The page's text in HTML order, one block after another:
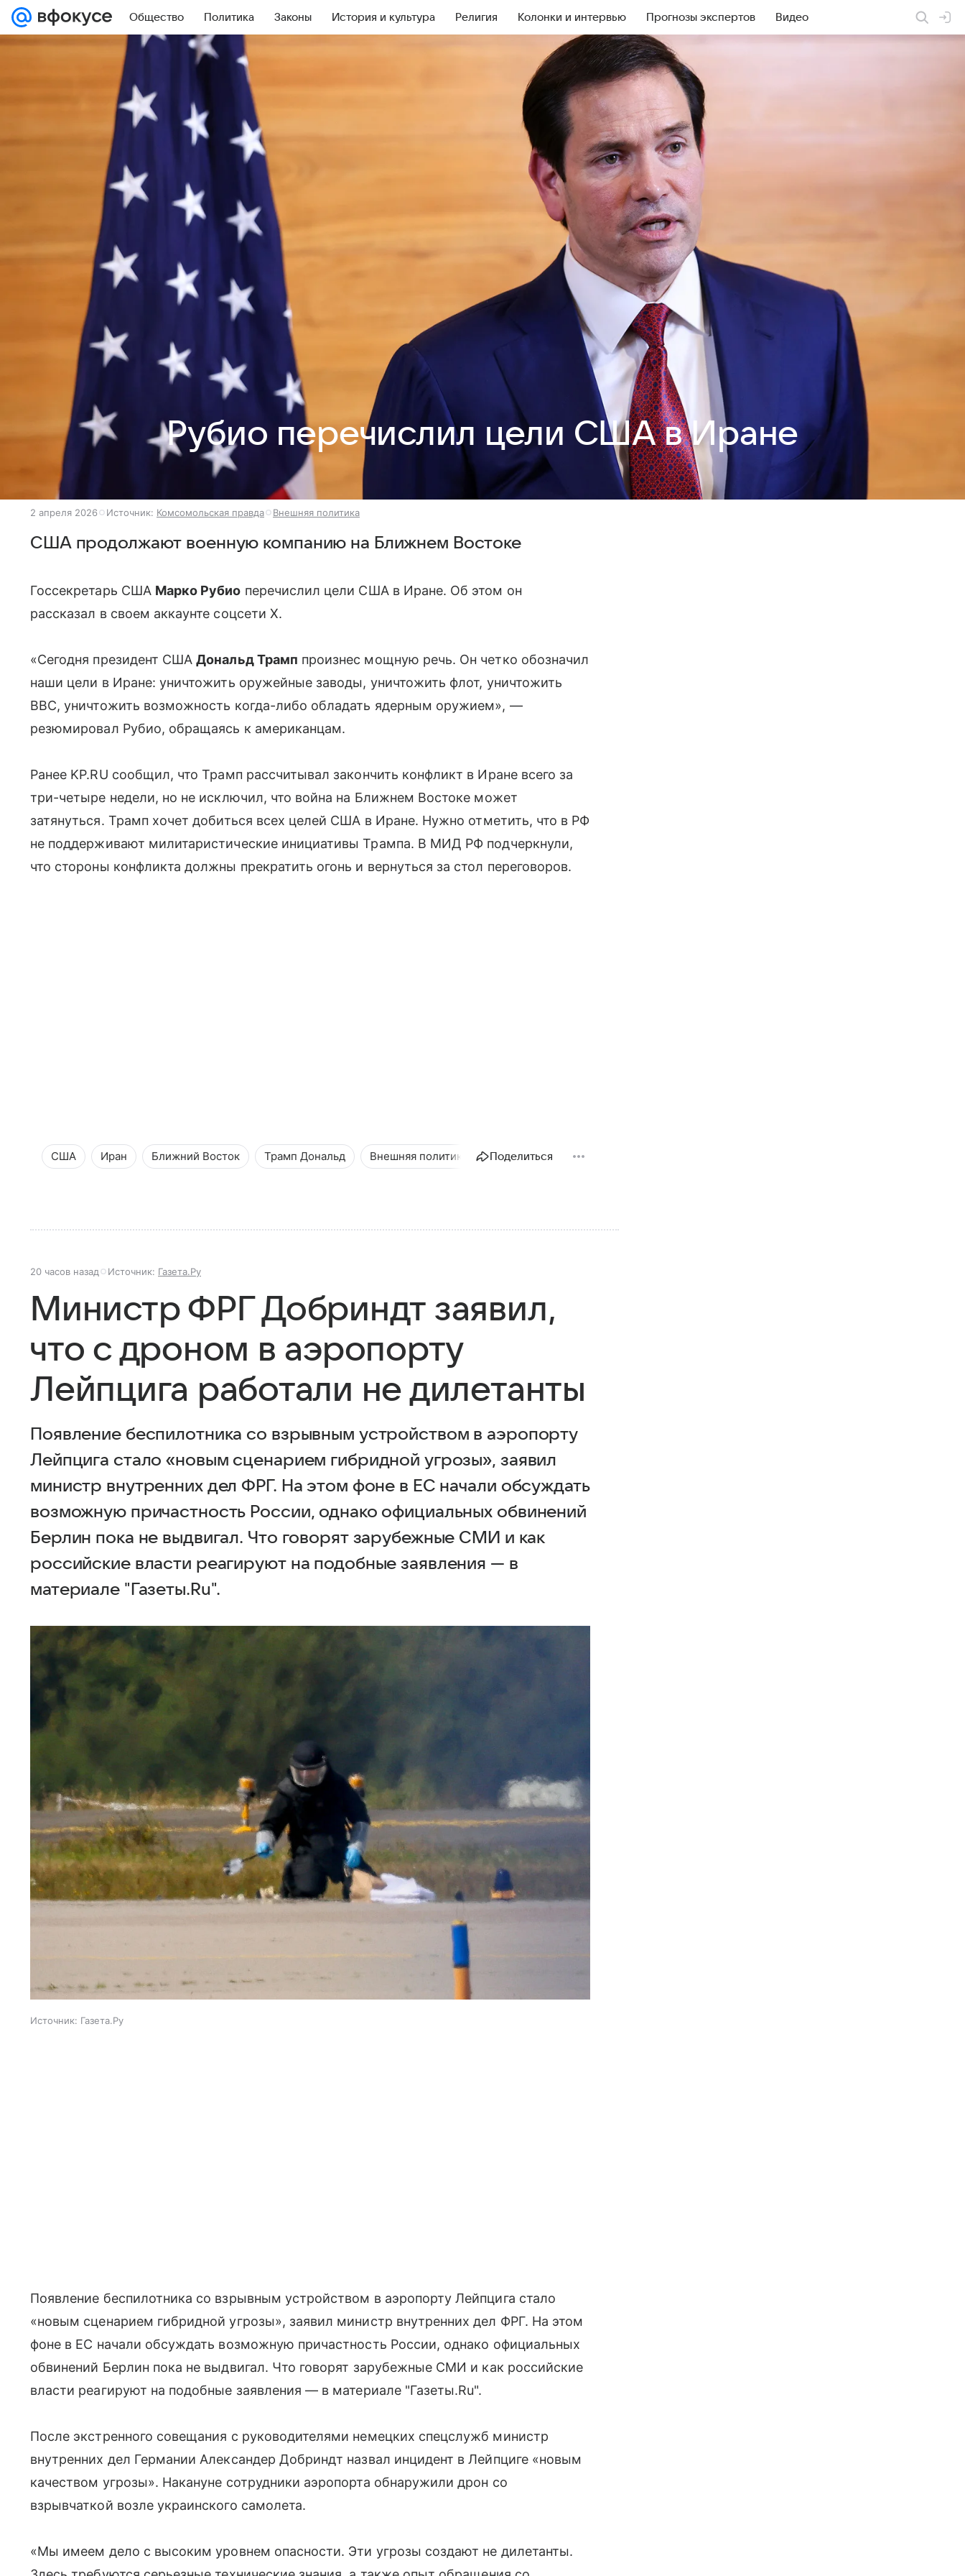
Общество Политика Законы История и культура Религия Колонки и интервью Прогнозы экспертов Видео
Рубио перечислил цели США в Иране
2 апреля 2026 Источник: Комсомольская правда Внешняя политика
США продолжают военную компанию на Ближнем Востоке
Госсекретарь США Марко Рубио перечислил цели США в Иране. Об этом он
рассказал в своем аккаунте соцсети X.
«Сегодня президент СШАДональд Трамп произнес мощную речь. Он четко обозначил
наши цели в Иране: уничтожить оружейные заводы, уничтожить флот, уничтожить
ВВС, уничтожить возможность когда-либо обладать ядерным оружием», —
резюмировал Рубио, обращаясь к американцам.
Ранее KP.RU сообщил, что Трамп рассчитывал закончить конфликт в Иране всего за
три-четыре недели, но не исключил, что война на Ближнем Востоке может
затянуться. Трамп хочет добиться всех целей США в Иране. Нужно отметить, что в РФ
не поддерживают милитаристические инициативы Трампа. В МИД РФ подчеркнули,
что стороны конфликта должны прекратить огонь и вернуться за стол переговоров.
США Иран Ближний Восток Трамп Дональд Внешняя политика Новости
Поделиться
20 часов назад Источник: Газета.Ру
Министр ФРГ Добриндт заявил,
что с дроном в аэропорту
Лейпцига работали не дилетанты
Появление беспилотника со взрывным устройством в аэропорту
Лейпцига стало «новым сценарием гибридной угрозы», заявил
министр внутренних дел ФРГ. На этом фоне в ЕС начали обсуждать
возможную причастность России, однако официальных обвинений
Берлин пока не выдвигал. Что говорят зарубежные СМИ и как
российские власти реагируют на подобные заявления — в
материале "Газеты.Ru".
Источник: Газета.Ру
Появление беспилотника со взрывным устройством в аэропорту Лейпцига стало
«новым сценарием гибридной угрозы», заявил министр внутренних дел ФРГ. На этом
фоне в ЕС начали обсуждать возможную причастность России, однако официальных
обвинений Берлин пока не выдвигал. Что говорят зарубежные СМИ и как российские
власти реагируют на подобные заявления — в материале "Газеты.Ru".
После экстренного совещания с руководителями немецких спецслужб министр
внутренних дел Германии Александер Добриндт назвал инцидент в Лейпциге «новым
качеством угрозы». Накануне сотрудники аэропорта обнаружили дрон со
взрывчаткой возле украинского самолета.
«Мы имеем дело с высоким уровнем опасности. Эти угрозы создают не дилетанты.